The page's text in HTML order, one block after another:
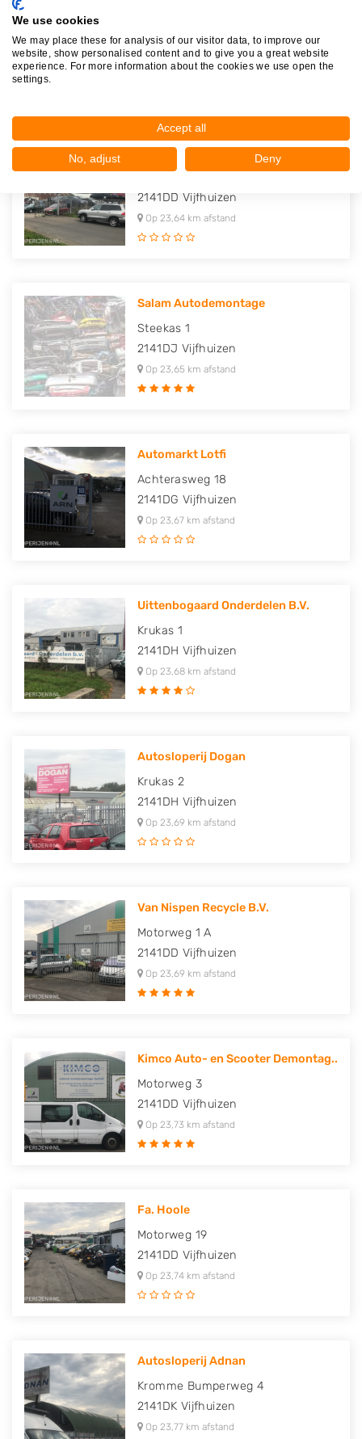
2141DJ Vijfhuizen
Op 23,63 km afstand
Autobedrijf Aktas
2141DD Vijfhuizen
Op 23,64 km afstand
Salam Autodemontage
Steekas 1
2141DJ Vijfhuizen
Op 23,65 km afstand
Automarkt Lotfi
Achterasweg 18
2141DG Vijfhuizen
Op 23,67 km afstand
Uittenbogaard Onderdelen B.V.
Krukas 1
2141DH Vijfhuizen
Op 23,68 km afstand
Autosloperij Dogan
Krukas 2
2141DH Vijfhuizen
Op 23,69 km afstand
Van Nispen Recycle B.V.
Motorweg 1 A
2141DD Vijfhuizen
Op 23,69 km afstand
Kimco Auto- en Scooter Demontag..
Motorweg 3
2141DD Vijfhuizen
Op 23,73 km afstand
Fa. Hoole
Motorweg 19
2141DD Vijfhuizen
Op 23,74 km afstand
Autosloperij Adnan
Kromme Bumperweg 4
2141DK Vijfhuizen
Op 23,77 km afstand
We use cookies
We may place these for analysis of our visitor data, to improve our
website, show personalised content and to give you a great website
experience. For more information about the cookies we use open the
settings.
Accept all
No, adjust Deny